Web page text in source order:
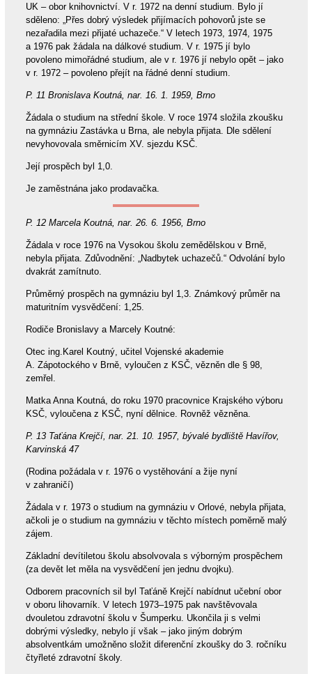
UK – obor knihovnictví. V r. 1972 na denní studium. Bylo jí
sděleno: „Přes dobrý výsledek přijímacích pohovorů jste se
nezařadila mezi přijaté uchazeče.“ V letech 1973, 1974, 1975
a 1976 pak žádala na dálkové studium. V r. 1975 jí bylo
povoleno mimořádné studium, ale v r. 1976 jí nebylo opět – jako
v r. 1972 – povoleno přejít na řádné denní studium.
P. 11 Bronislava Koutná, nar. 16. 1. 1959, Brno
Žádala o studium na střední škole. V roce 1974 složila zkoušku
na gymnáziu Zastávka u Brna, ale nebyla přijata. Dle sdělení
nevyhovovala směrnicím XV. sjezdu KSČ.
Její prospěch byl 1,0.
Je zaměstnána jako prodavačka.
P. 12 Marcela Koutná, nar. 26. 6. 1956, Brno
Žádala v roce 1976 na Vysokou školu zemědělskou v Brně,
nebyla přijata. Zdůvodnění: „Nadbytek uchazečů.“ Odvolání bylo
dvakrát zamítnuto.
Průměrný prospěch na gymnáziu byl 1,3. Známkový průměr na
maturitním vysvědčení: 1,25.
Rodiče Bronislavy a Marcely Koutné:
Otec ing.Karel Koutný, učitel Vojenské akademie
A. Zápotockého v Brně, vyloučen z KSČ, vězněn dle § 98,
zemřel.
Matka Anna Koutná, do roku 1970 pracovnice Krajského výboru
KSČ, vyloučena z KSČ, nyní dělnice. Rovněž vězněna.
P. 13 Taťána Krejčí, nar. 21. 10. 1957, bývalé bydliště Havířov,
Karvinská 47
(Rodina požádala v r. 1976 o vystěhování a žije nyní
v zahraničí)
Žádala v r. 1973 o studium na gymnáziu v Orlové, nebyla přijata,
ačkoli je o studium na gymnáziu v těchto místech poměrně malý
zájem.
Základní devítiletou školu absolvovala s výborným prospěchem
(za devět let měla na vysvědčení jen jednu dvojku).
Odborem pracovních sil byl Taťáně Krejčí nabídnut učební obor
v oboru lihovarník. V letech 1973–1975 pak navštěvovala
dvouletou zdravotní školu v Šumperku. Ukončila ji s velmi
dobrými výsledky, nebylo jí však – jako jiným dobrým
absolventkám umožněno složit diferenční zkoušky do 3. ročníku
čtyřleté zdravotní školy.